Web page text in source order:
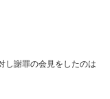
し謝罪の会見をしたのは